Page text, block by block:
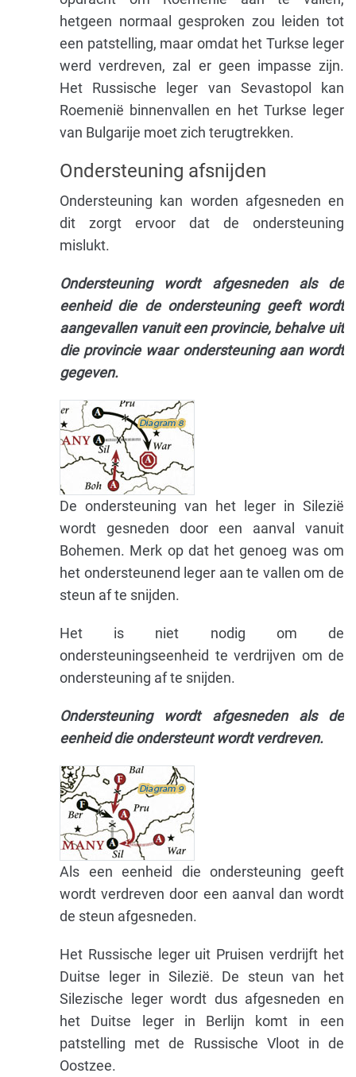
hetgeen normaal gesproken zou leiden tot
een patstelling, maar omdat het Turkse leger
werd verdreven, zal er geen impasse zijn.
Het Russische leger van Sevastopol kan
Roemenië binnenvallen en het Turkse leger
van Bulgarije moet zich terugtrekken.
Ondersteuning afsnijden
Ondersteuning kan worden afgesneden en
dit zorgt ervoor dat de ondersteuning
mislukt.
Ondersteuning wordt afgesneden als de
eenheid die de ondersteuning geeft wordt
aangevallen vanuit een provincie, behalve uit
die provincie waar ondersteuning aan wordt
gegeven.
De ondersteuning van het leger in Silezië
wordt gesneden door een aanval vanuit
Bohemen. Merk op dat het genoeg was om
het ondersteunend leger aan te vallen om de
steun af te snijden.
Het is niet nodig om de
ondersteuningseenheid te verdrijven om de
ondersteuning af te snijden.
Ondersteuning wordt afgesneden als de
eenheid die ondersteunt wordt verdreven.
Als een eenheid die ondersteuning geeft
wordt verdreven door een aanval dan wordt
de steun afgesneden.
Het Russische leger uit Pruisen verdrijft het
Duitse leger in Silezië. De steun van het
Silezische leger wordt dus afgesneden en
het Duitse leger in Berlijn komt in een
patstelling met de Russische Vloot in de
Oostzee.